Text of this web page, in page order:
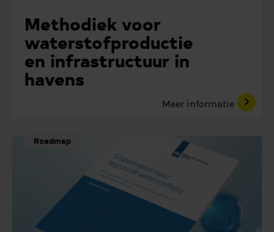
Methodiek voor
waterstofproductie
en infrastructuur in
havens
Meer informatie
Roadmap